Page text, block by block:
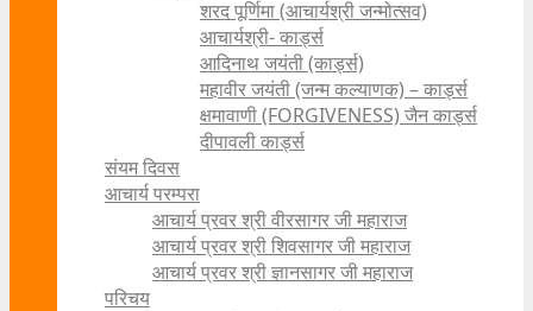
शरद पूर्णिमा (आचार्यश्री जन्मोत्सव)
आचार्यश्री- कार्ड्स
आदिनाथ जयंती (कार्ड्स)
महावीर जयंती (जन्म कल्याणक) – कार्ड्स
क्षमावाणी (FORGIVENESS) जैन कार्ड्स
दीपावली कार्ड्स
संयम दिवस
आचार्य परम्परा
आचार्य प्रवर श्री वीरसागर जी महाराज
आचार्य प्रवर श्री शिवसागर जी महाराज
आचार्य प्रवर श्री ज्ञानसागर जी महाराज
परिचय